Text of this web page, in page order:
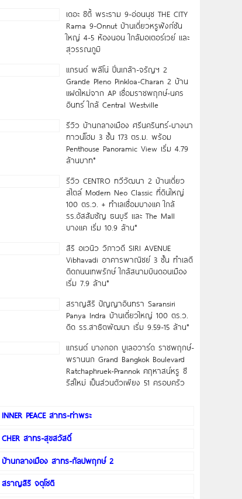
เดอะ ซิตี้ พระราม 9-อ่อนนุช THE CITY
Rama 9-Onnut บ้านเดี่ยวหรูฟังก์ชัน
ใหญ่ 4-5 ห้องนอน ใกล้มอเตอร์เวย์ และ
สุวรรณภูมิ
แกรนด์ พลีโน่ ปิ่นเกล้า-จรัญฯ 2
Grande Pleno Pinkloa-Charan 2 บ้าน
แฝดใหม่จาก AP เชื่อมราชพฤกษ์-นคร
อินทร์ ใกล้ Central Westville
รีวิว บ้านกลางเมือง ศรีนครินทร์-บางนา
ทาวน์โฮม 3 ชั้น 173 ตร.ม. พร้อม
Penthouse Panoramic View เริ่ม 4.79
ล้านบาท*
รีวิว CENTRO ทวีวัฒนา 2 บ้านเดี่ยว
สไตล์ Modern Neo Classic ที่ดินใหญ่
100 ตร.ว. + ทำเลเชื่อมบางแค ใกล้
รร.อัสสัมชัญ ธนบุรี และ The Mall
บางแค เริ่ม 10.9 ล้าน*
สิริ อเวนิว วิภาวดี SIRI AVENUE
Vibhavadi อาคารพาณิชย์ 3 ชั้น ทำเลดี
ติดถนนเทพรักษ์ ใกล้สนามบินดอนเมือง
เริ่ม 7.9 ล้าน*
สราญสิริ ปัญญาอินทรา Saransiri
Panya Indra บ้านเดี่ยวใหญ่ 100 ตร.ว.
ดิด รร.สาธิตพัฒนา เริ่ม 9.59-15 ล้าน*
แกรนด์ บางกอก บูเลอวาร์ด ราชพฤกษ์-
พรานนก Grand Bangkok Boulevard
Ratchaphruek-Prannok คฤหาสน์หรู ซี
รีส์ใหม่ เป็นส่วนตัวเพียง 51 ครอบครัว
INNER PEACE สาทร-ท่าพระ
CHER สาทร-สุขสวัสดิ์
บ้านกลางเมือง สาทร-กัลปพฤกษ์ 2
สราญสิริ จตุโชติ